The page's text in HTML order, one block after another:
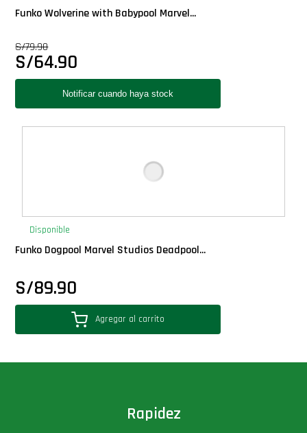
Funko Wolverine with Babypool Marvel...
S/79.90
S/64.90
Disponible
Funko Dogpool Marvel Studios Deadpool...
S/89.90
Agregar al carrito
Rapidez